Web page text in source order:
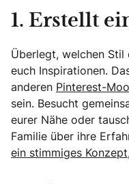
1. Erstellt
Überlegt, welchen
euch Inspirationen.
anderen Pinterest-
sein. Besucht
eurer Nähe oder
Familie über ihre
ein stimmiges Konzept